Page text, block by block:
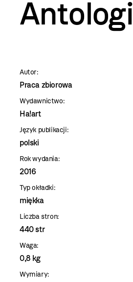
Autor:
Praca zbiorowa
Wydawnictwo:
Ha!art
Język publikacji:
polski
Rok wydania:
2016
Typ okładki:
miękka
Liczba stron:
440 str
Waga:
0,8 kg
Wymiary: